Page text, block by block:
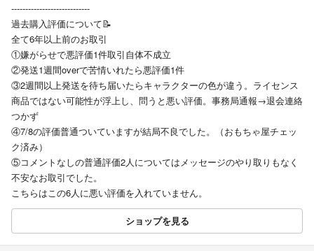
----------------------------
過去購入評価について📝
全て6年以上前のお取引
①嫌がらせで悪評価1件取引自体不成立
②発送1週間overで苦情いれたら悪評価1件
③2週間以上発送を待ち届いたらキャラクターの色が違う。ライセンス
商品ではない可能性が浮上し、問うと悪い評価。事務局通報→退会連絡
つかず
④7/8の評価普通ついていますが結局不良でした。（おもちゃ屋チェッ
ク済み）
⑤コメントなしの普通評価2人についてはメッセージのやり取りもなく
不安なお取引でした。
こちらはこの6人に悪い評価を入れていません。
ショップを見る